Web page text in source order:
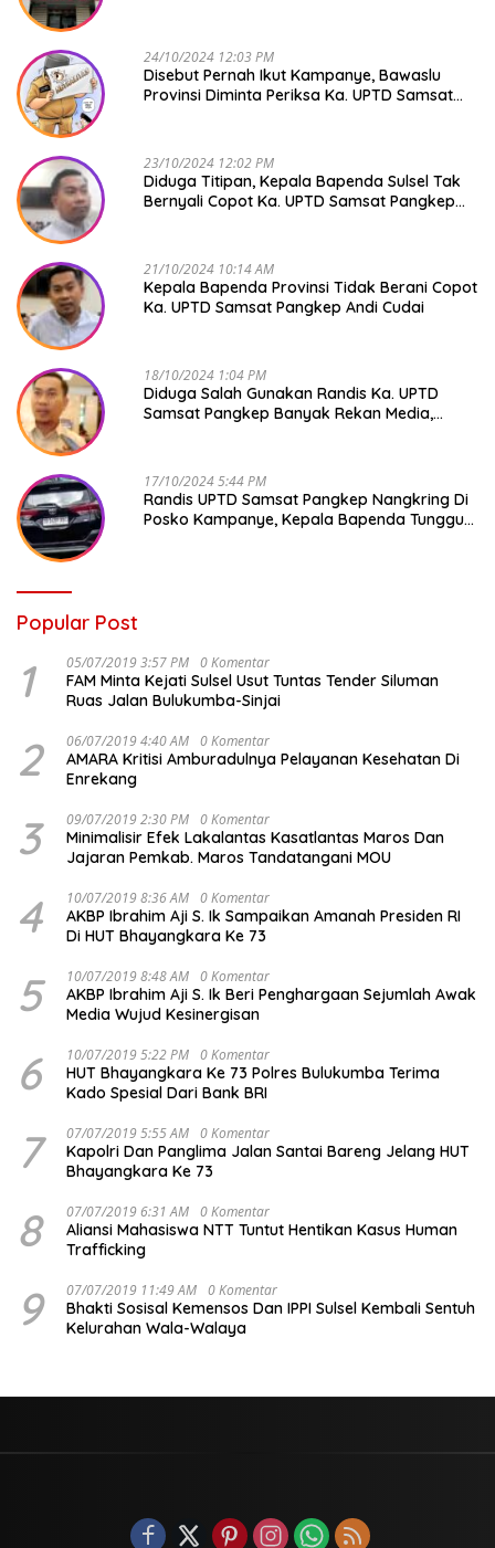
24/10/2024 12:03 PM
Disebut Pernah Ikut Kampanye, Bawaslu
Provinsi Diminta Periksa Ka. UPTD Samsat
23/10/2024 12:02 PM
Diduga Titipan, Kepala Bapenda Sulsel Tak
Bernyali Copot Ka. UPTD Samsat Pangkep
21/10/2024 10:14 AM
Kepala Bapenda Provinsi Tidak Berani Copot
Ka. UPTD Samsat Pangkep Andi Cudai
18/10/2024 1:04 PM
Diduga Salah Gunakan Randis Ka. UPTD
Samsat Pangkep Banyak Rekan Media,
17/10/2024 5:44 PM
Randis UPTD Samsat Pangkep Nangkring Di
Posko Kampanye, Kepala Bapenda Tunggu
Popular Post
1 05/07/2019 3:57 PM 0 Komentar
FAM Minta Kejati Sulsel Usut Tuntas Tender Siluman
Ruas Jalan Bulukumba-Sinjai
2 06/07/2019 4:40 AM 0 Komentar
AMARA Kritisi Amburadulnya Pelayanan Kesehatan Di
Enrekang
3 09/07/2019 2:30 PM 0 Komentar
Minimalisir Efek Lakalantas Kasatlantas Maros Dan
Jajaran Pemkab. Maros Tandatangani MOU
4 10/07/2019 8:36 AM 0 Komentar
AKBP Ibrahim Aji S. Ik Sampaikan Amanah Presiden RI
Di HUT Bhayangkara Ke 73
5 10/07/2019 8:48 AM 0 Komentar
AKBP Ibrahim Aji S. Ik Beri Penghargaan Sejumlah Awak
Media Wujud Kesinergisan
6 10/07/2019 5:22 PM 0 Komentar
HUT Bhayangkara Ke 73 Polres Bulukumba Terima
Kado Spesial Dari Bank BRI
7 07/07/2019 5:55 AM 0 Komentar
Kapolri Dan Panglima Jalan Santai Bareng Jelang HUT
Bhayangkara Ke 73
8 07/07/2019 6:31 AM 0 Komentar
Aliansi Mahasiswa NTT Tuntut Hentikan Kasus Human
Trafficking
9 07/07/2019 11:49 AM 0 Komentar
Bhakti Sosisal Kemensos Dan IPPI Sulsel Kembali Sentuh
Kelurahan Wala-Walaya